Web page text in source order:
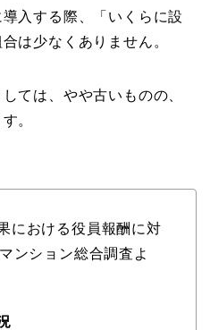
入する際、「いくらに設
は少なくありません。
ては、やや古いものの、
。
における役員報酬に対
ンション総合調査よ